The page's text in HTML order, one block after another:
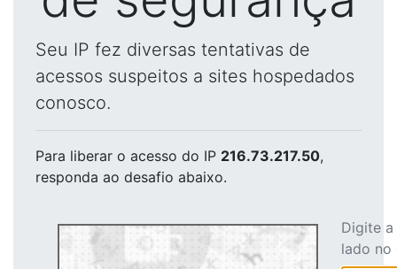
Seu IP fez diversas tentativas de
acessos suspeitos a sites hospedados
conosco.
Para liberar o acesso do IP 216.73.217.50,
responda ao desafio abaixo.
Digite
lado no